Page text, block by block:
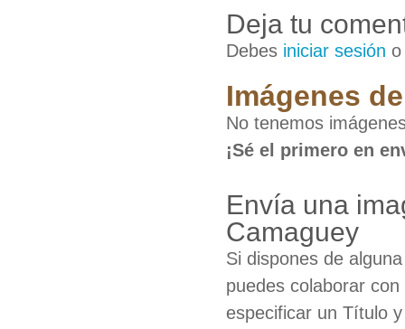
Deja tu
Debes iniciar sesión
Imágenes
No tenemos
¡Sé el primero en
Envía una
Camaguey
Si dispones de
puedes colaborar
especificar un Título